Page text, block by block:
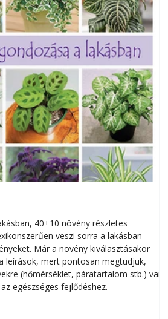
40+10 növény részletes
veszi sorra a lakásban
Már a növény kiválasztásakor
leírások, mert pontosan megtudjuk,
(hőmérséklet, páratartalom stb.) van
egészséges fejlődéshez.